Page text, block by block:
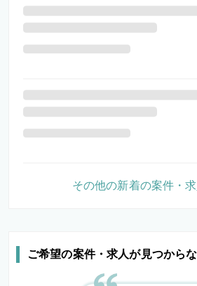
ご希望の案件・求人が見つから
その他の新着の案件・